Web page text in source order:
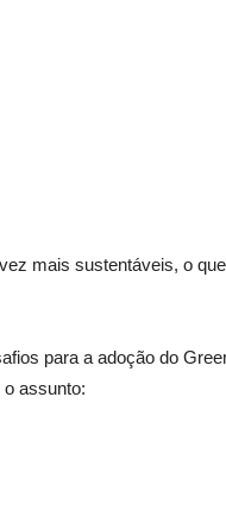
mais sustentáveis, o
para a adoção do
assunto: